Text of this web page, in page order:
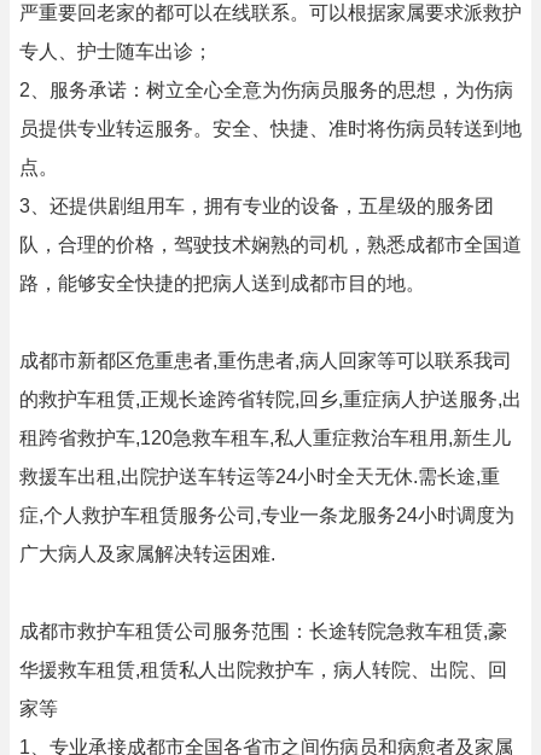
严重要回老家的都可以在线联系。可以根据家属要求派救护
专人、护士随车出诊；
2、服务承诺：树立全心全意为伤病员服务的思想，为伤病
员提供专业转运服务。安全、快捷、准时将伤病员转送到地
点。
3、还提供剧组用车，拥有专业的设备，五星级的服务团
队，合理的价格，驾驶技术娴熟的司机，熟悉成都市全国道
路，能够安全快捷的把病人送到成都市目的地。
成都市新都区危重患者,重伤患者,病人回家等可以联系我司
的救护车租赁,正规长途跨省转院,回乡,重症病人护送服务,出
租跨省救护车,120急救车租车,私人重症救治车租用,新生儿
救援车出租,出院护送车转运等24小时全天无休.需长途,重
症,个人救护车租赁服务公司,专业一条龙服务24小时调度为
广大病人及家属解决转运困难.
成都市救护车租赁公司服务范围：长途转院急救车租赁,豪
华援救车租赁,租赁私人出院救护车，病人转院、出院、回
家等
1、专业承接成都市全国各省市之间伤病员和病愈者及家属